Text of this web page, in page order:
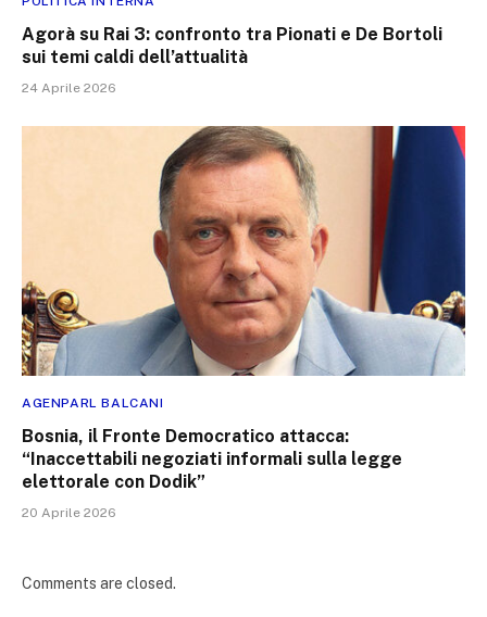
Agorà su Rai 3: confronto tra Pionati e De Bortoli
sui temi caldi dell’attualità
24 Aprile 2026
AGENPARL BALCANI
Bosnia, il Fronte Democratico attacca:
“Inaccettabili negoziati informali sulla legge
elettorale con Dodik”
20 Aprile 2026
Comments are closed.